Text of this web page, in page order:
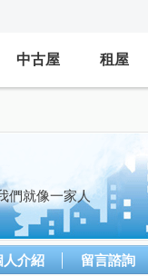
中古屋 租屋
們就像一家人
人介紹 留言諮詢